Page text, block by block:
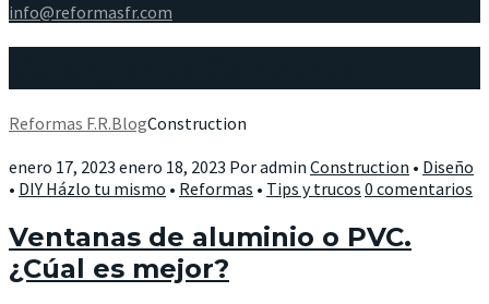
info@reformasfr.com
Reformas F.R.BlogConstruction
enero 17, 2023 enero 18, 2023 Poradmin Construction • Diseño
• DIY Házlo tu mismo • Reformas • Tips y trucos 0 comentarios
Ventanas de aluminio o PVC.
¿Cúal es mejor?